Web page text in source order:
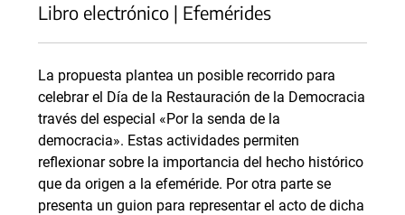
Libro electrónico | Efemérides
La propuesta plantea un posible recorrido para
celebrar el Día de la Restauración de la Democracia
través del especial «Por la senda de la
democracia». Estas actividades permiten
reflexionar sobre la importancia del hecho histórico
que da origen a la efeméride. Por otra parte se
presenta un guion para representar el acto de dicha